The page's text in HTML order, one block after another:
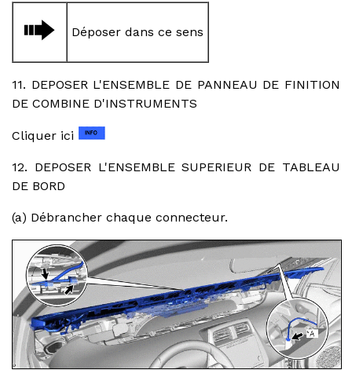
Déposer dans ce sens
11. DEPOSER L'ENSEMBLE DE PANNEAU DE FINITION
DE COMBINE D'INSTRUMENTS
Cliquer ici
12. DEPOSER L'ENSEMBLE SUPERIEUR DE TABLEAU
DE BORD
(a) Débrancher chaque connecteur.